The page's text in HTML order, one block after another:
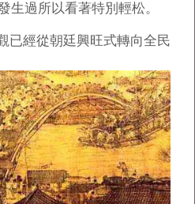
生過所以看著特別輕松。
已經從朝廷興旺式轉向全民